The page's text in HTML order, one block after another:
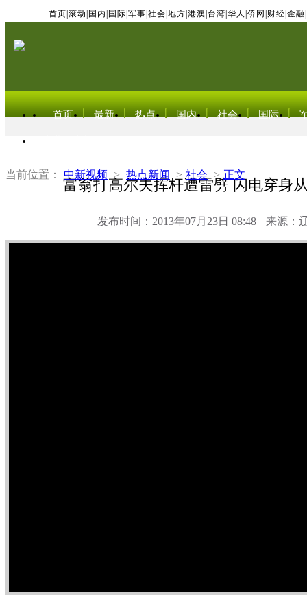
首页 滚动 国内 国际 军事 社会 地方 港澳 台湾 华人 侨网 财经 金融
首页 最新 热点 国内 社会 国际
当前位置： 中新视频 > 热点新闻 > 社会 > 正文
富翁打高尔夫挥杆遭雷劈 闪电穿身
发布时间：2013年07月23日 08:48 来源：